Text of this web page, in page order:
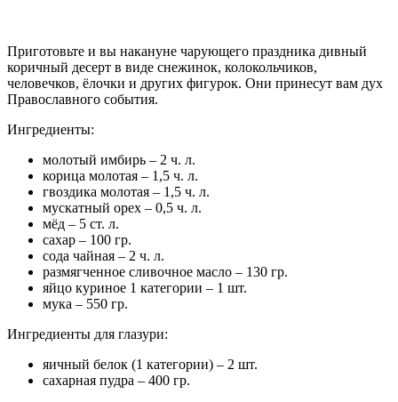
Приготовьте и вы накануне чарующего праздника дивный
коричный десерт в виде снежинок, колокольчиков,
человечков, ёлочки и других фигурок. Они принесут вам дух
Православного события.
Ингредиенты:
молотый имбирь – 2 ч. л.
корица молотая – 1,5 ч. л.
гвоздика молотая – 1,5 ч. л.
мускатный орех – 0,5 ч. л.
мёд – 5 ст. л.
сахар – 100 гр.
сода чайная – 2 ч. л.
размягченное сливочное масло – 130 гр.
яйцо куриное 1 категории – 1 шт.
мука – 550 гр.
Ингредиенты для глазури:
яичный белок (1 категории) – 2 шт.
сахарная пудра – 400 гр.